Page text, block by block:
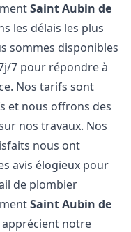
Saint Aubin de
les délais les plus
sommes disponibles
7 pour répondre à
Nos tarifs sont
et nous offrons des
nos travaux. Nos
nous ont
avis élogieux pour
de plombier
Saint Aubin de
apprécient notre